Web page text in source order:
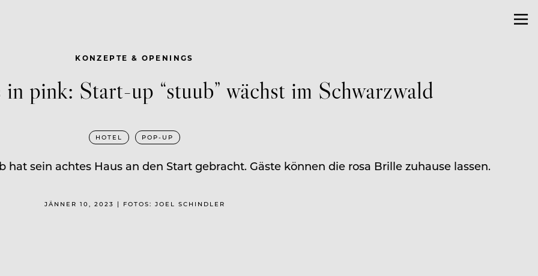
KONZEPTE & OPENINGS
pink: Start-up “stuub” wächst im Schwarzwald
HOTEL POP-UP
sein achtes Haus an den Start gebracht. Gäste können die rosa Brille zuhause lassen.
JÄNNER 10, 2023 | FOTOS: JOEL SCHINDLER